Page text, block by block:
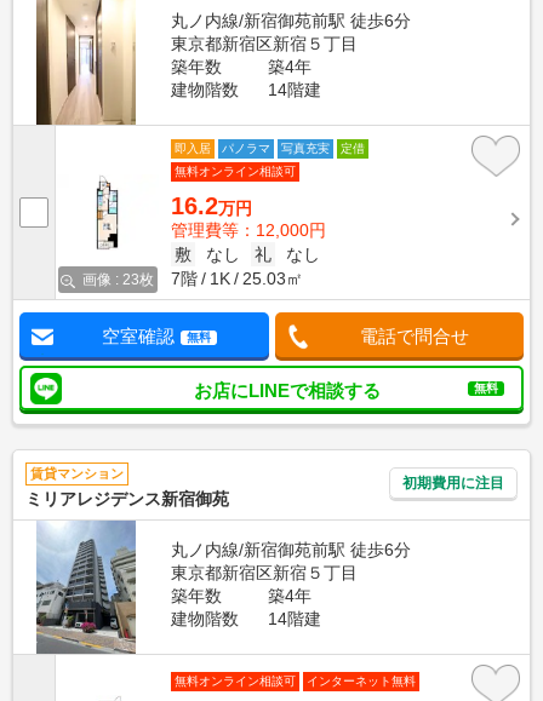
丸ノ内線/新宿御苑前駅 徒歩6分
東京都新宿区新宿５丁目
築年数
築4年
建物階数
14階建
画像 : 23枚
即入居 パノラマ 写真充実
定借
無料オンライン相談可
16.2万円
管理費等：12,000円
敷
なし 礼
なし
7階
1K 25.03㎡
空室確認 無料 電話で問合せ
お店にLINEで相談する 無料
賃貸マンション
ミリアレジデンス新宿御苑
初期費用に注目
丸ノ内線/新宿御苑前駅 徒歩6分
東京都新宿区新宿５丁目
築年数
築4年
建物階数
14階建
無料オンライン相談可 インターネット無料